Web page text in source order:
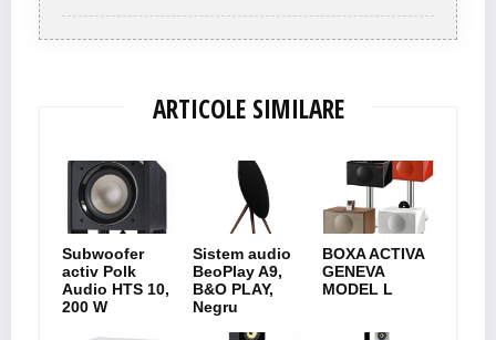
ARTICOLE SIMILARE
Subwoofer
activ Polk
Audio HTS 10,
200 W
Sistem audio
BeoPlay A9,
B&O PLAY,
Negru
BOXA ACTIVA
GENEVA
MODEL L